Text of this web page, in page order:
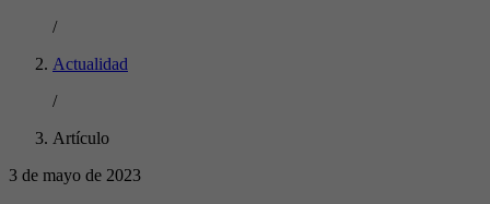
/
Actualidad
/
Artículo
3 de mayo de 2023